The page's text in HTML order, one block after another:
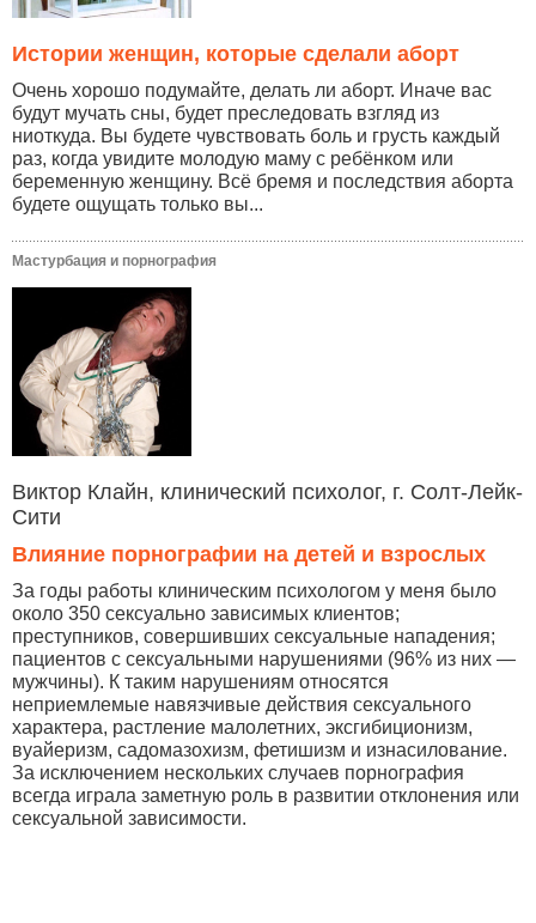
Истории женщин, которые сделали аборт
Очень хорошо подумайте, делать ли аборт. Иначе вас
будут мучать сны, будет преследовать взгляд из
ниоткуда. Вы будете чувствовать боль и грусть каждый
раз, когда увидите молодую маму с ребёнком или
беременную женщину. Всё бремя и последствия аборта
будете ощущать только вы...
Мастурбация и порнография
Виктор Клайн, клинический психолог, г. Солт-Лейк-
Сити
Влияние порнографии на детей и взрослых
За годы работы клиническим психологом у меня было
около 350 сексуально зависимых клиентов;
преступников, совершивших сексуальные нападения;
пациентов с сексуальными нарушениями (96% из них —
мужчины). К таким нарушениям относятся
неприемлемые навязчивые действия сексуального
характера, растление малолетних, эксгибиционизм,
вуайеризм, садомазохизм, фетишизм и изнасилование.
За исключением нескольких случаев порнография
всегда играла заметную роль в развитии отклонения или
сексуальной зависимости.